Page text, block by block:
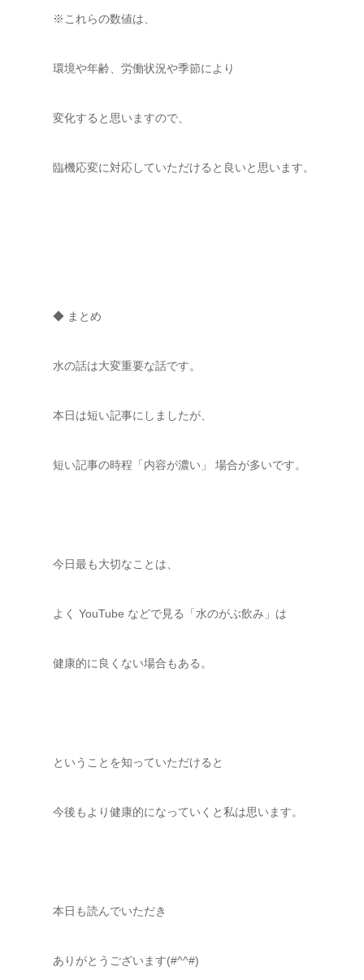
※これらの数値は、
環境や年齢、労働状況や季節により
変化すると思いますので、
臨機応変に対応していただけると良いと思います。
◆ まとめ
水の話は大変重要な話です。
本日は短い記事にしましたが、
短い記事の時程「内容が濃い」 場合が多いです。
今日最も大切なことは、
よく YouTube などで見る「水のがぶ飲み」は
健康的に良くない場合もある。
ということを知っていただけると
今後もより健康的になっていくと私は思います。
本日も読んでいただき
ありがとうございます(#^^#)